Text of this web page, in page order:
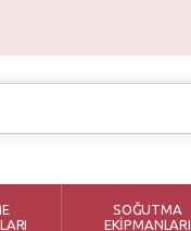
SOĞUTMA
EKİPMANLARI